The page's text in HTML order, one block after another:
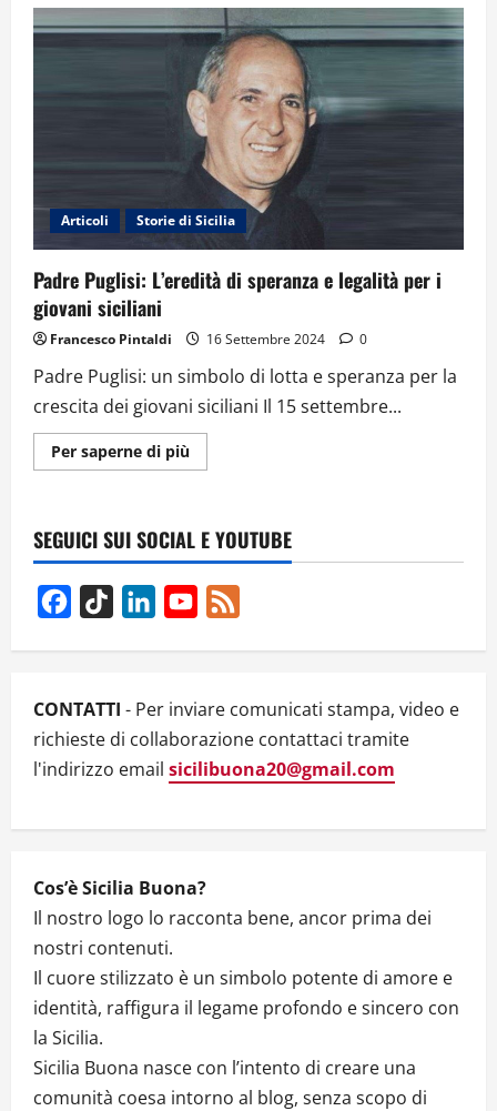
PINO
PUGLISI,
IL
MAESTRO
DALLO
SGUARDO
MITE
Articoli Storie di Sicilia
Padre Puglisi: L’eredità di speranza e legalità per i
giovani siciliani
Francesco Pintaldi 16 Settembre 2024 0
Padre Puglisi: un simbolo di lotta e speranza per la
crescita dei giovani siciliani Il 15 settembre...
Per saperne di piùUlteriori
informazioni
L’eredità
di
speranza
legalità
per
i
siciliani
SEGUICI SUI SOCIAL E YOUTUBE
Facebook
TikTok LinkedInYouTube
CONTATTI - Per inviare comunicati stampa, video e
richieste di collaborazione contattaci tramite
l'indirizzo email sicilibuona20@gmail.com
Cos’è Sicilia Buona?
Il nostro logo lo racconta bene, ancor prima dei
nostri contenuti.
Il cuore stilizzato è un simbolo potente di amore e
identità, raffigura il legame profondo e sincero con
la Sicilia.
Sicilia Buona nasce con l’intento di creare una
comunità coesa intorno al blog, senza scopo di